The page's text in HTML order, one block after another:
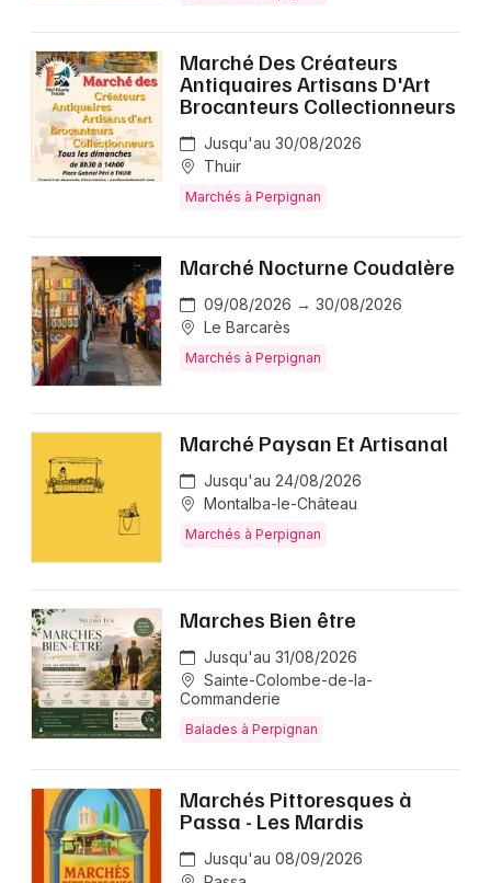
Marché Des Créateurs
Antiquaires Artisans D'Art
Brocanteurs Collectionneurs
Jusqu'au 30/08/2026
Thuir
Marchés à Perpignan
Marché Nocturne Coudalère
09/08/2026 → 30/08/2026
Le Barcarès
Marchés à Perpignan
Marché Paysan Et Artisanal
Jusqu'au 24/08/2026
Montalba-le-Château
Marchés à Perpignan
Marches Bien être
Jusqu'au 31/08/2026
Sainte-Colombe-de-la-
Commanderie
Balades à Perpignan
Marchés Pittoresques à
Passa - Les Mardis
Jusqu'au 08/09/2026